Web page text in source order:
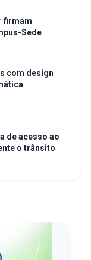
firmam
Sede
com design
de acesso ao
o trânsito